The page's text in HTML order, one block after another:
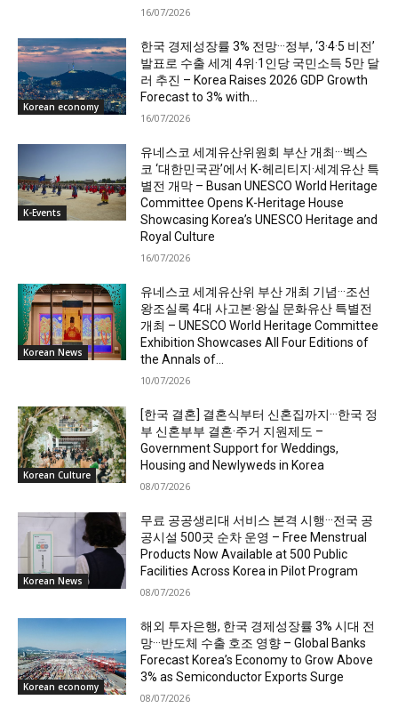
16/07/2026
Korean economy
한국 경제성장률 3% 전망···정부, ‘3·4·5 비전’
발표로 수출 세계 4위·1인당 국민소득 5만 달
러 추진 – Korea Raises 2026 GDP Growth
Forecast to 3% with...
16/07/2026
K-Events
유네스코 세계유산위원회 부산 개최···벡스
코 ‘대한민국관’에서 K-헤리티지·세계유산 특
별전 개막 – Busan UNESCO World Heritage
Committee Opens K-Heritage House
Showcasing Korea’s UNESCO Heritage and
Royal Culture
16/07/2026
Korean News
유네스코 세계유산위 부산 개최 기념···조선
왕조실록 4대 사고본·왕실 문화유산 특별전
개최 – UNESCO World Heritage Committee
Exhibition Showcases All Four Editions of
the Annals of...
10/07/2026
Korean Culture
[한국 결혼] 결혼식부터 신혼집까지···한국 정
부 신혼부부 결혼·주거 지원제도 –
Government Support for Weddings,
Housing and Newlyweds in Korea
08/07/2026
Korean News
무료 공공생리대 서비스 본격 시행···전국 공
공시설 500곳 순차 운영 – Free Menstrual
Products Now Available at 500 Public
Facilities Across Korea in Pilot Program
08/07/2026
Korean economy
해외 투자은행, 한국 경제성장률 3% 시대 전
망···반도체 수출 호조 영향 – Global Banks
Forecast Korea’s Economy to Grow Above
3% as Semiconductor Exports Surge
08/07/2026